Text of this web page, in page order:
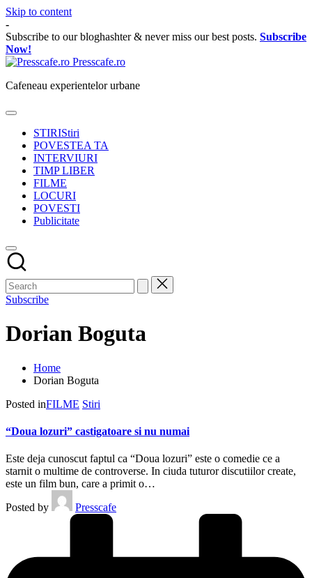
Skip to content
-
Subscribe to our bloghashter & never miss our best posts. Subscribe
Now!
Presscafe.ro
Cafeneau experientelor urbane
STIRIStiri
POVESTEA TA
INTERVIURI
TIMP LIBER
FILME
LOCURI
POVESTI
Publicitate
Subscribe
Dorian Boguta
Home
Dorian Boguta
Posted inFILME Stiri
“Doua lozuri” castigatoare si nu numai
Este deja cunoscut faptul ca “Doua lozuri” este o comedie ce a
starnit o multime de controverse. In ciuda tuturor discutiilor create,
este un film bun, care a primit o…
Posted by
Presscafe